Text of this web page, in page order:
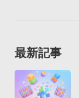
最新記事